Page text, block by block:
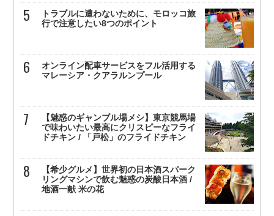
トラブルに遭わないために、モロッコ旅
行で注意したい8つのポイント
オンライン配車サービスをフル活用する
マレーシア・クアラルンプール
【魅惑のギャンブル場メシ】東京競馬場
で味わいたい最高にクリスピーなフライ
ドチキン / 「戸松」のフライドチキン
【希少グルメ】世界初の日本酒スパーク
リングマシンで飲む魅惑の炭酸日本酒 /
地酒一献 米の花